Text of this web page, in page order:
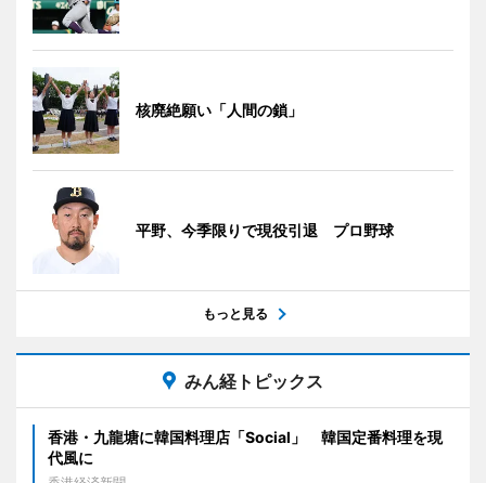
核廃絶願い「人間の鎖」
平野、今季限りで現役引退 プロ野球
もっと見る
みん経トピックス
香港・九龍塘に韓国料理店「Social」 韓国定番料理を現
代風に